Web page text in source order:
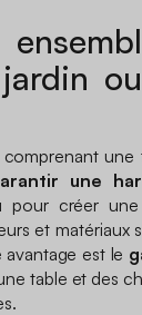
une
une
pour créer
et matériaux
avantage est le
table et des